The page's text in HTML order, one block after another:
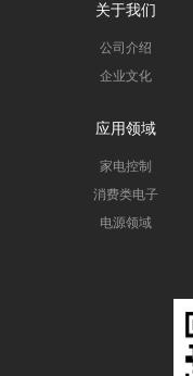
关于我们
公司介绍
企业文化
应用领域
家电控制
消费类电子
电源领域